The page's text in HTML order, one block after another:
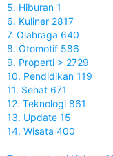
5. Hiburan 1
6. Kuliner 2817
7. Olahraga 640
8. Otomotif 586
9. Properti > 2729
10. Pendidikan 119
11. Sehat 671
12. Teknologi 861
13. Update 15
14. Wisata 400